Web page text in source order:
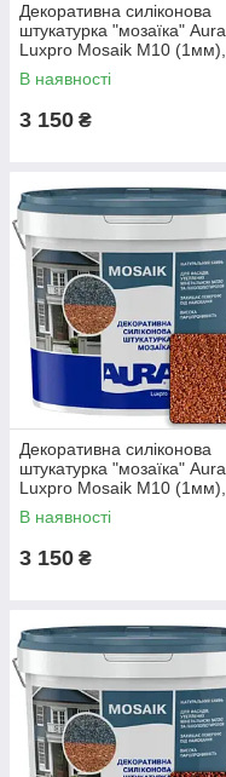
Декоративна силіконова
штукатурка "мозаїка" Aura
Luxpro Mosaik M10 (1мм),
S158, 15кг
В наявності
3 150 ₴
Декоративна силіконова
штукатурка "мозаїка" Aura
Luxpro Mosaik M10 (1мм),
S103, 15кг
В наявності
3 150 ₴